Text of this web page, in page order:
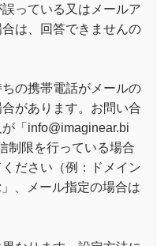
っている又はメールア
は、回答できませんの
の携帯電話がメールの
があります。お問い合
「info@imaginear.bi
制限を行っている場合
ださい（例：ドメイン
、メール指定の場合は